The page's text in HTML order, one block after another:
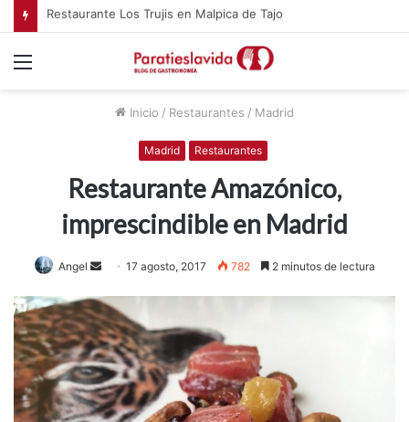
Inicio / Restaurantes / Madrid
Madrid Restaurantes
Restaurante Amazónico,
imprescindible en Madrid
Angel
S
n
d
a
n
e
17 agosto, 2017 782 2 minutos de lectura